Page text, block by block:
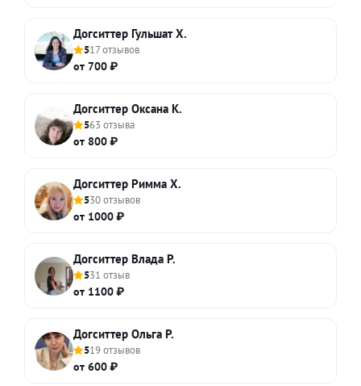
Догситтер Гульшат Х.
517 отзывов
от 700 ₽
Догситтер Оксана К.
563 отзыва
от 800 ₽
Догситтер Римма Х.
530 отзывов
от 1000 ₽
Догситтер Влада Р.
531 отзыв
от 1100 ₽
Догситтер Ольга Р.
519 отзывов
от 600 ₽